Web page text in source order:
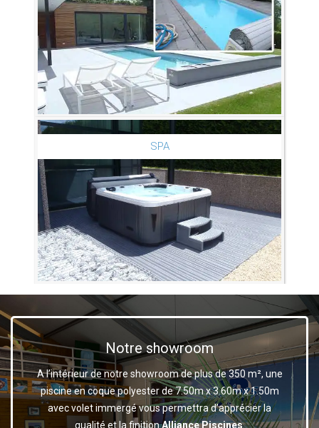
SPA
Notre showroom
A l’intérieur de notre showroom de plus de 350 m², une
piscine en coque polyester de 7.50m x 3.60m x 1.50m
avec volet immergé vous permettra d’apprécier la
qualité et la finitionAlliance Piscines.